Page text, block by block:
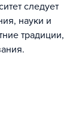
следует
науки и
традиции,